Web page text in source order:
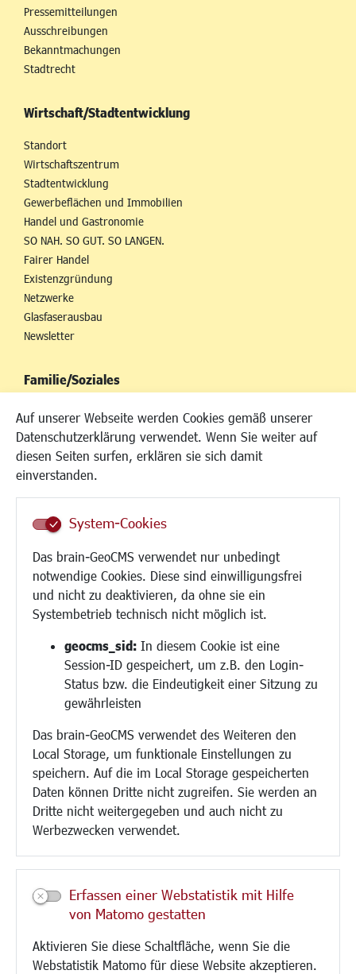
Auf unserer Webseite werden Cookies gemäß unserer
Datenschutzerklärung verwendet. Wenn Sie weiter auf
diesen Seiten surfen, erklären sie sich damit
einverstanden.
System-Cookies
Das brain-GeoCMS verwendet nur unbedingt
notwendige Cookies. Diese sind einwilligungsfrei
und nicht zu deaktivieren, da ohne sie ein
Systembetrieb technisch nicht möglich ist.
geocms_sid: In diesem Cookie ist eine
Session-ID gespeichert, um z.B. den Login-
Status bzw. die Eindeutigkeit einer Sitzung zu
gewährleisten
Das brain-GeoCMS verwendet des Weiteren den
Local Storage, um funktionale Einstellungen zu
speichern. Auf die im Local Storage gespeicherten
Daten können Dritte nicht zugreifen. Sie werden an
Dritte nicht weitergegeben und auch nicht zu
Werbezwecken verwendet.
Erfassen einer Webstatistik mit Hilfe
von Matomo gestatten
Aktivieren Sie diese Schaltfläche, wenn Sie die
Webstatistik Matomo für diese Website akzeptieren.
Pressemitteilungen
Ausschreibungen
Bekanntmachungen
Stadtrecht
Wirtschaft/Stadtentwicklung
Standort
Wirtschaftszentrum
Stadtentwicklung
Gewerbeflächen und Immobilien
Handel und Gastronomie
SO NAH. SO GUT. SO LANGEN.
Fairer Handel
Existenzgründung
Netzwerke
Glasfaserausbau
Newsletter
Familie/Soziales
Kinderbetreuung
Kinder und Jugend
Institutionen für Familien
Frauen
Schule
Demokratie leben
Ukrainehilfe
Hilfe für Geflüchtete
Religion
Bauen/Umwelt/Mobilität
Bebauungsplanung
Verkehr/Mobilität
Glasfaserausbau
Aktuelle Baustellen
Paddelteich
CINDY S
Kultur/Freizeit/Tourismus
Veranstaltungen
Neue Stadthalle Langen
Bäder
Musikschule